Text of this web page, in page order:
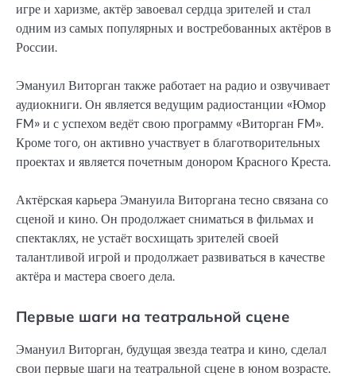
игре и харизме, актёр завоевал сердца зрителей и стал
одним из самых популярных и востребованных актёров в
России.
Эмануил Виторган также работает на радио и озвучивает
аудиокниги. Он является ведущим радиостанции «Юмор
FM» и с успехом ведёт свою программу «Виторган FM».
Кроме того, он активно участвует в благотворительных
проектах и является почетным донором Красного Креста.
Актёрская карьера Эмануила Виторгана тесно связана со
сценой и кино. Он продолжает сниматься в фильмах и
спектаклях, не устаёт восхищать зрителей своей
талантливой игрой и продолжает развиваться в качестве
актёра и мастера своего дела.
Первые шаги на театральной сцене
Эмануил Виторган, будущая звезда театра и кино, сделал
свои первые шаги на театральной сцене в юном возрасте.